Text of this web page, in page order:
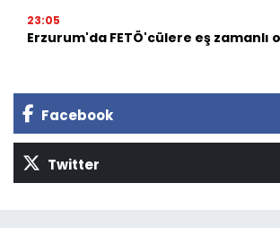
23:05
Erzurum'da FETÖ'cülere eş zamanlı
Facebook
Twitter